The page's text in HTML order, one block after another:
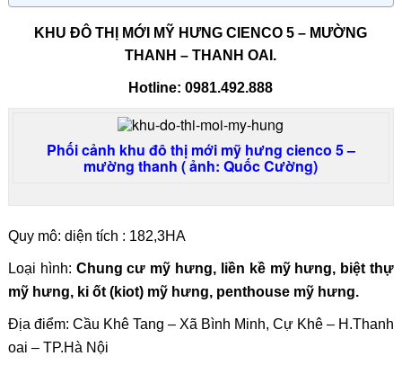
KHU ĐÔ THỊ MỚI MỸ HƯNG CIENCO 5 – MƯỜNG
THANH – THANH OAI.
Hotline: 0981.492.888
Phối cảnh khu đô thị mới mỹ hưng cienco 5 –
mường thanh ( ảnh: Quốc Cường)
Quy mô: diện tích : 182,3HA
Loại hình: Chung cư mỹ hưng, liền kề mỹ hưng, biệt thự
mỹ hưng, ki ốt (kiot) mỹ hưng, penthouse mỹ hưng.
Địa điểm: Cầu Khê Tang – Xã Bình Minh, Cự Khê – H.Thanh
oai – TP.Hà Nội